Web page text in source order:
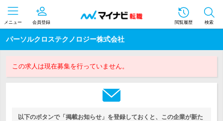
メニュー 会員登録 閲覧履歴 検索
パーソルクロステクノロジー株式会社
この求人は現在募集を行っていません。
以下のボタンで「掲載お知らせ」を登録しておくと、この企業が新た